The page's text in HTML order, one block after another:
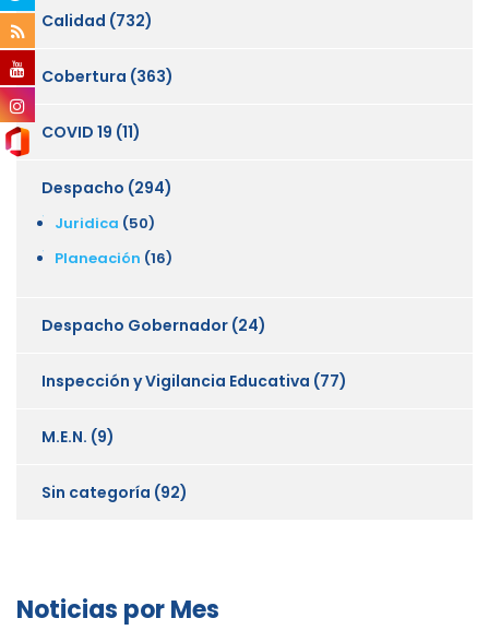
Calidad (732)
Cobertura (363)
COVID 19 (11)
Despacho (294)
Juridica (50)
Planeación (16)
Despacho Gobernador (24)
Inspección y Vigilancia Educativa (77)
M.E.N. (9)
Sin categoría (92)
Noticias por Mes